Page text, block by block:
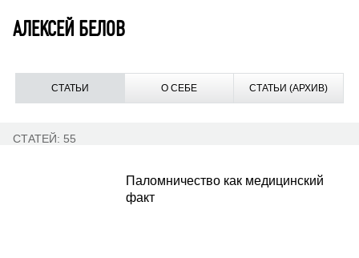
АЛЕКСЕЙ БЕЛОВ
СТАТЬИ О СЕБЕ СТАТЬИ (АРХИВ)
СТАТЕЙ: 55
Паломничество как медицинский
факт